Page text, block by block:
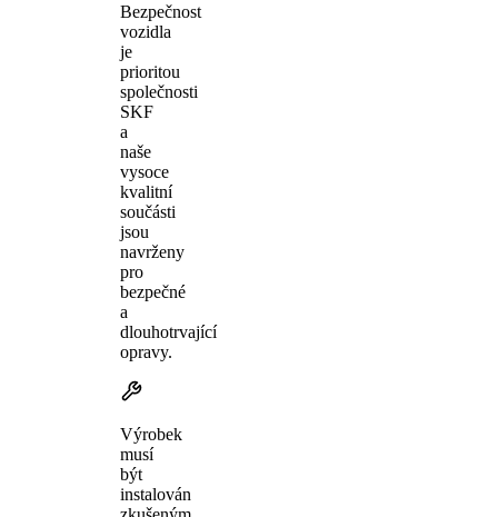
Bezpečnost
vozidla
je
prioritou
společnosti
SKF
a
naše
vysoce
kvalitní
součásti
jsou
navrženy
pro
bezpečné
a
dlouhotrvající
opravy.
Výrobek
musí
být
instalován